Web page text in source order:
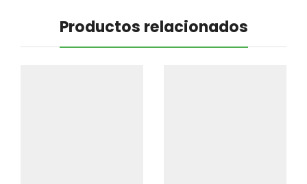
Productos relacionados